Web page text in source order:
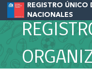
REGISTRO ÚNICO
NACIONALES